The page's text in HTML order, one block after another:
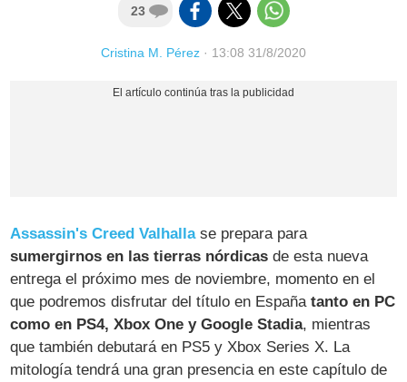
23
Cristina M. Pérez · 13:08 31/8/2020
Assassin's Creed Valhallase prepara para
sumergirnos en las tierras nórdicas de esta nueva
entrega el próximo mes de noviembre, momento en el
que podremos disfrutar del título en Españatanto en PC
como en PS4, Xbox One y Google Stadia, mientras
que también debutará en PS5 y Xbox Series X. La
mitología tendrá una gran presencia en este capítulo de